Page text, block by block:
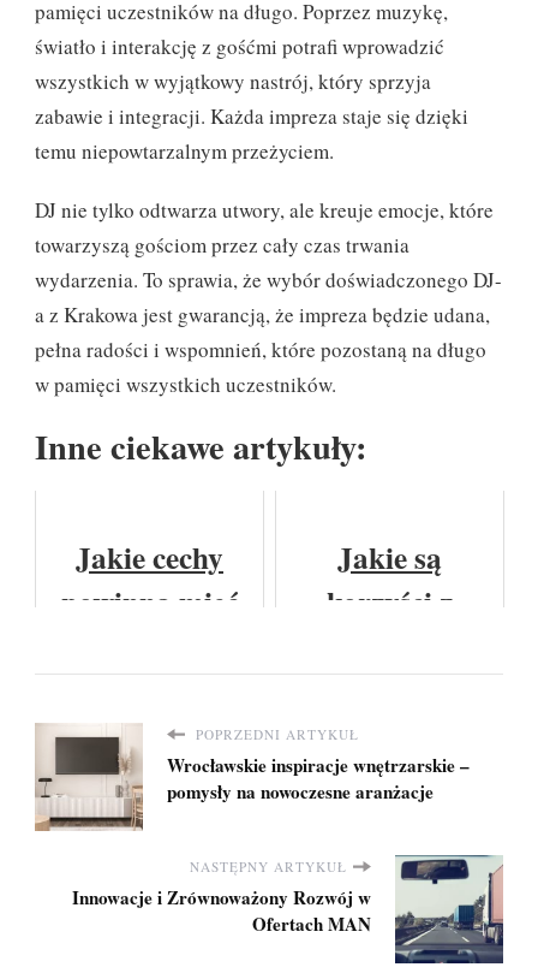
pamięci uczestników na długo. Poprzez muzykę,
światło i interakcję z gośćmi potrafi wprowadzić
wszystkich w wyjątkowy nastrój, który sprzyja
zabawie i integracji. Każda impreza staje się dzięki
temu niepowtarzalnym przeżyciem.
DJ nie tylko odtwarza utwory, ale kreuje emocje, które
towarzyszą gościom przez cały czas trwania
wydarzenia. To sprawia, że wybór doświadczonego DJ-
a z Krakowa jest gwarancją, że impreza będzie udana,
pełna radości i wspomnień, które pozostaną na długo
w pamięci wszystkich uczestników.
Inne ciekawe artykuły:
Jakie cechy
powinna mieć
Jakie są
korzyści z
zdrowia?
POPRZEDNI ARTYKUŁ
Wrocławskie inspiracje wnętrzarskie –
pomysły na nowoczesne aranżacje
NASTĘPNY ARTYKUŁ
Innowacje i Zrównoważony Rozwój w
Ofertach MAN